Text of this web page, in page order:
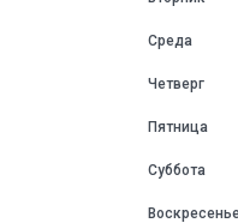
Среда
Четверг
Пятница
Суббота